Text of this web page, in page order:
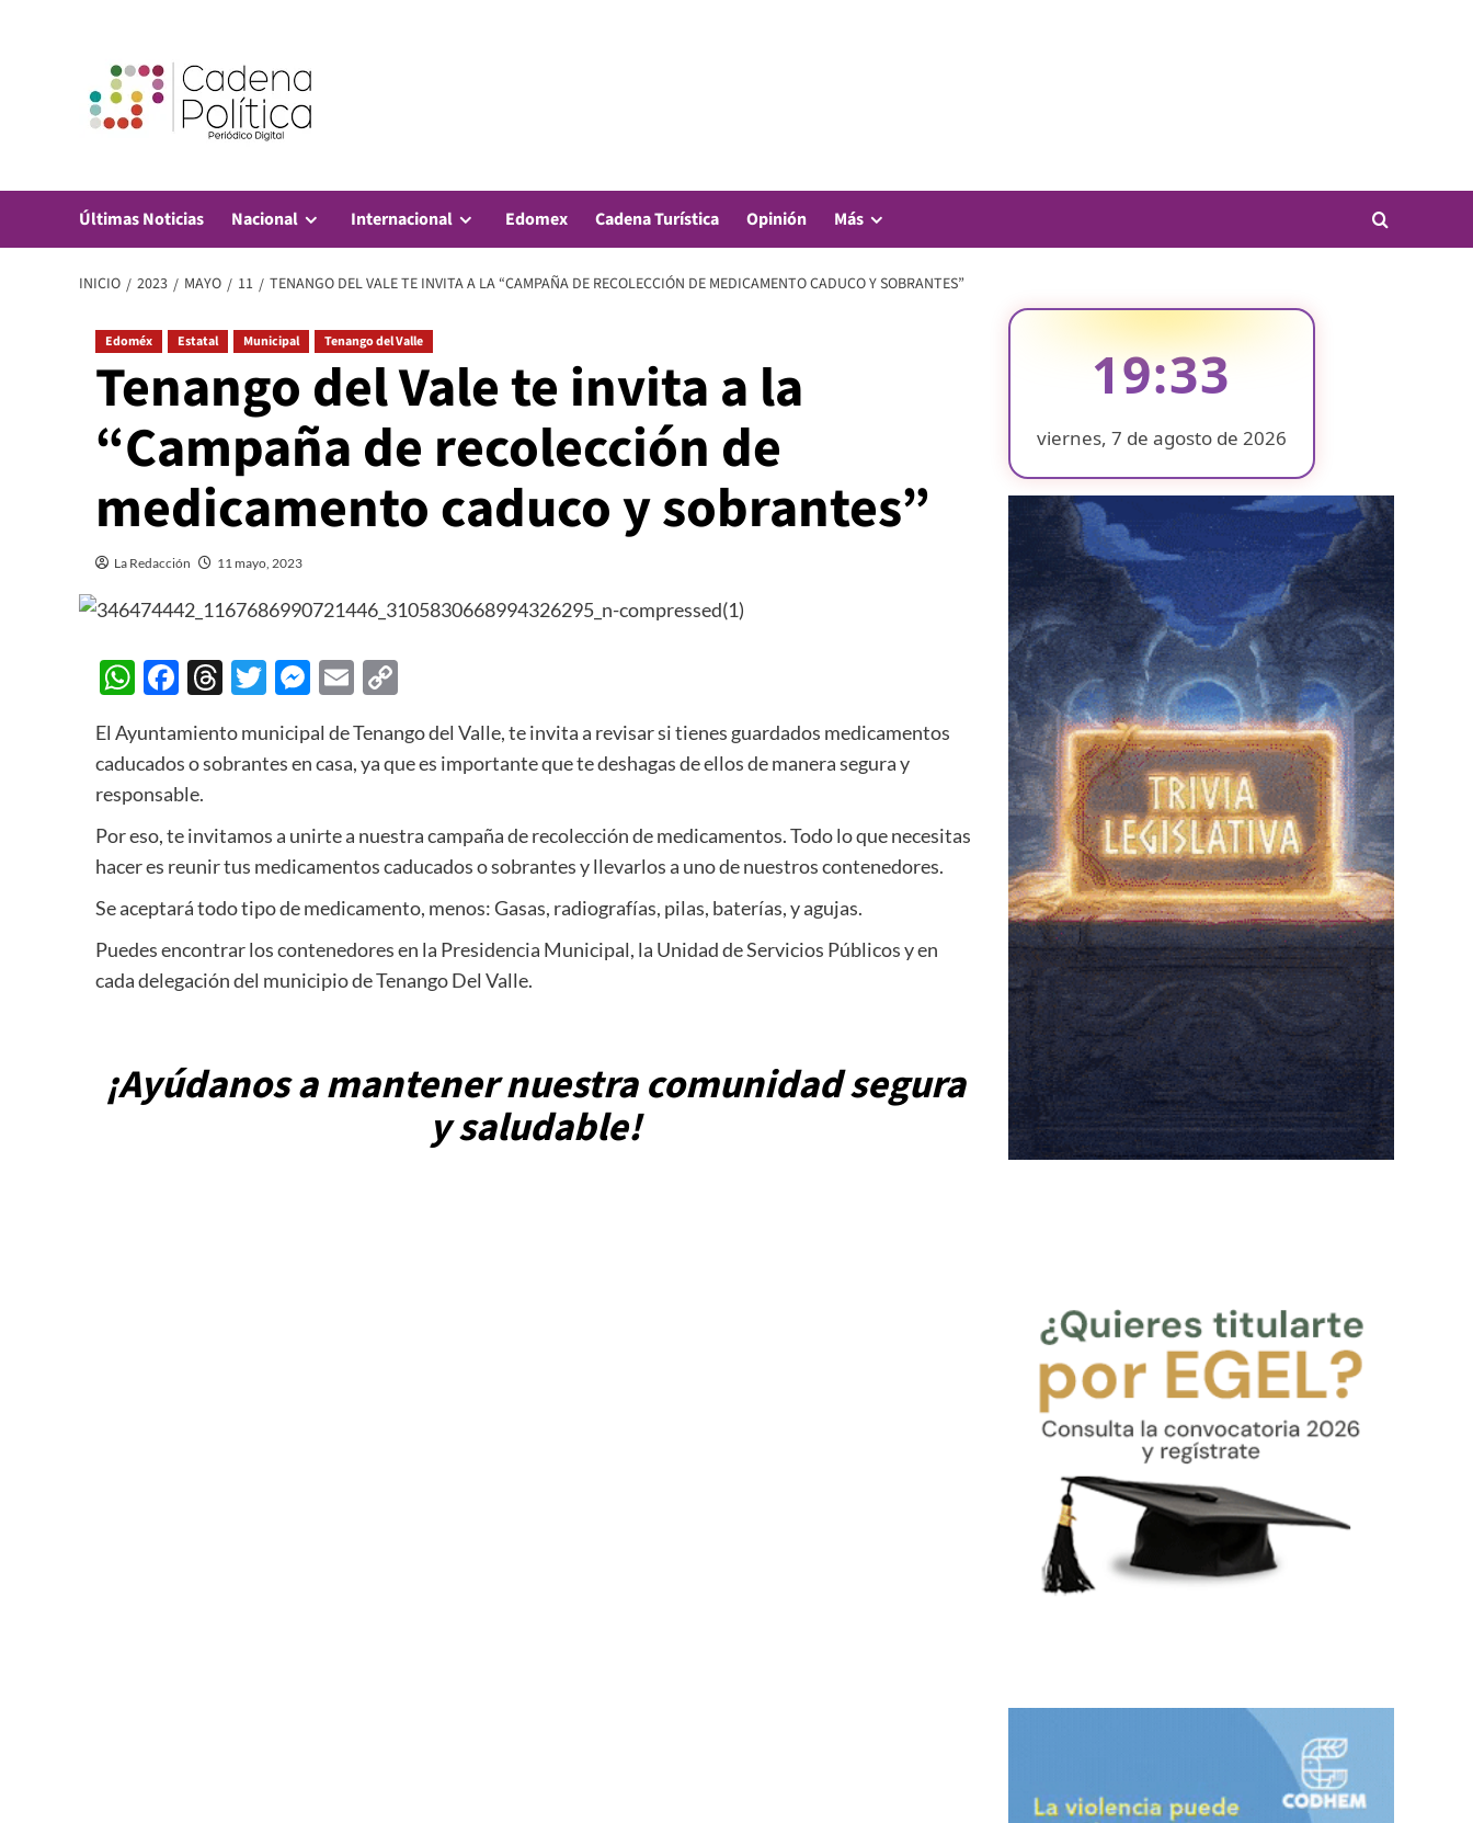
Últimas Noticias Nacional Internacional Edomex Cadena Turística Opinión Más
INICIO 2023 MAYO 11 TENANGO DEL VALE TE INVITA A LA “CAMPAÑA DE RECOLECCIÓN DE MEDICAMENTO CADUCO Y SOBRANTES”
Edoméx Estatal Municipal Tenango del Valle
Tenango del Vale te invita a la
“Campaña de recolección de
medicamento caduco y sobrantes”
La Redacción 11 mayo, 2023
WhatsApp
Facebook
Threads
Twitter
Messenger
Email
El Ayuntamiento municipal de Tenango del Valle, te invita a revisar si tienes guardados medicamentos
caducados o sobrantes en casa, ya que es importante que te deshagas de ellos de manera segura y
responsable.
Por eso, te invitamos a unirte a nuestra campaña de recolección de medicamentos. Todo lo que necesitas
hacer es reunir tus medicamentos caducados o sobrantes y llevarlos a uno de nuestros contenedores.
Se aceptará todo tipo de medicamento, menos: Gasas, radiografías, pilas, baterías, y agujas.
Puedes encontrar los contenedores en la Presidencia Municipal, la Unidad de Servicios Públicos y en
cada delegación del municipio de Tenango Del Valle.
¡Ayúdanos a mantener nuestra comunidad segura
y saludable!
19:33
viernes, 7 de agosto de 2026
❄
❄
❄
❄
❄
❄ ❄
❄ ❄